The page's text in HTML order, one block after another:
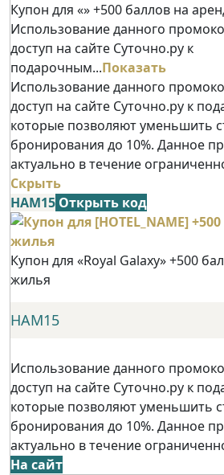
Купон для «» +500 баллов на
Использование данного
доступ на сайте Суточно.ру к
подарочным...Показать
Использование данного
доступ на сайте Суточно.ру к
которые позволяют уменьшить
бронирования до 10%. Данное
актуально в течение
Скрыть
НАМ15 Открыть код
Купон для «Royal Galaxy» +500
жилья
НАМ15
Использование данного
доступ на сайте Суточно.ру к
которые позволяют уменьшить
бронирования до 10%. Данное
актуально в течение
На сайт